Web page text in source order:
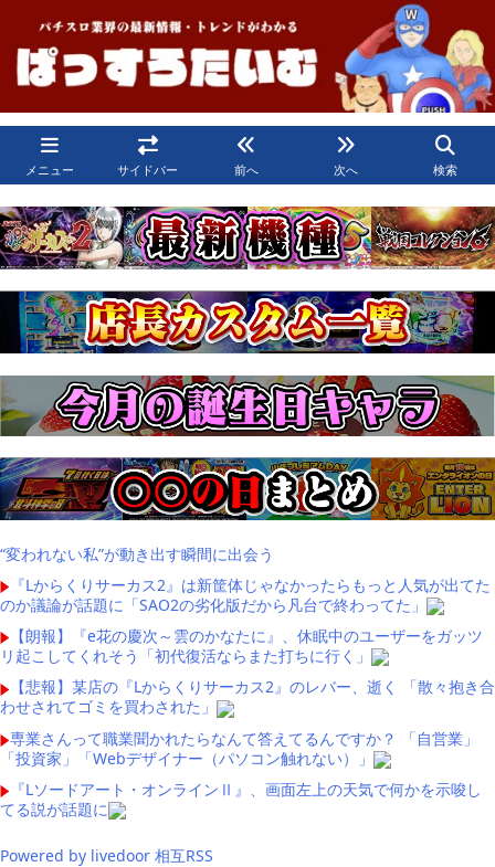
メニュー サイドバー 前へ 次へ 検索
“変われない私”が動き出す瞬間に出会う
『Lからくりサーカス2』は新筐体じゃなかったらもっと人気が出てた
のか議論が話題に「SAO2の劣化版だから凡台で終わってた」
【朗報】『e花の慶次～雲のかなたに』、休眠中のユーザーをガッツ
リ起こしてくれそう「初代復活ならまた打ちに行く」
【悲報】某店の『Lからくりサーカス2』のレバー、逝く 「散々抱き合
わせされてゴミを買わされた」
専業さんって職業聞かれたらなんて答えてるんですか？ 「自営業」
「投資家」「Webデザイナー（パソコン触れない）」
『Lソードアート・オンラインⅡ』、画面左上の天気で何かを示唆し
てる説が話題に
Powered by livedoor 相互RSS